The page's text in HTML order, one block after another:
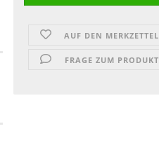
AUF DEN MERKZETTEL
FRAGE ZUM PRODUKT